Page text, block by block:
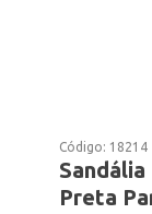
Código: 18214
Preta